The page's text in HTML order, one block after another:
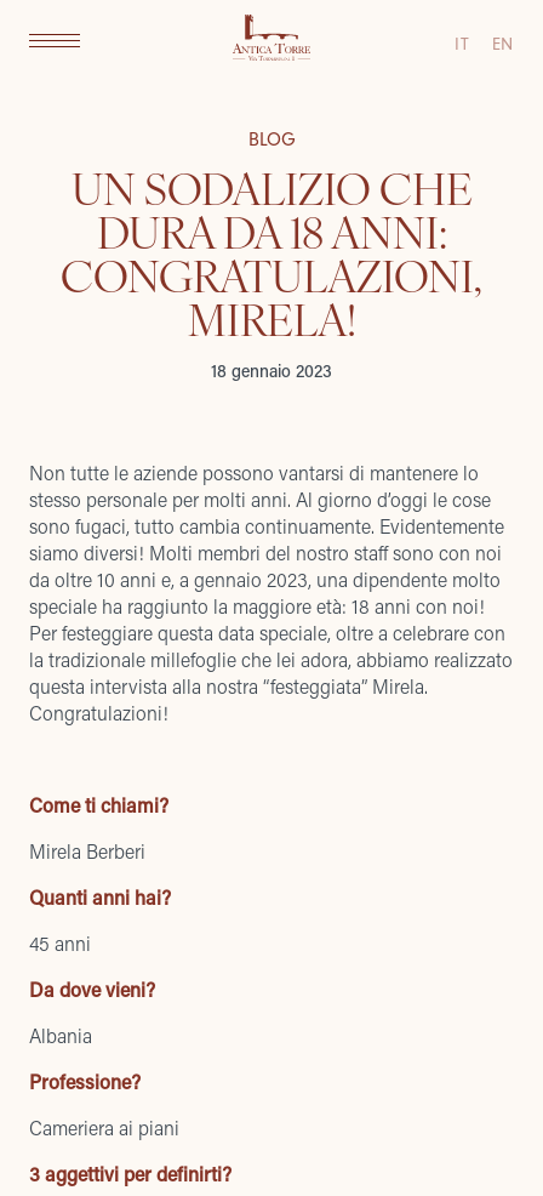
IT EN
BLOG
UN SODALIZIO CHE
DURA DA 18 ANNI:
CONGRATULAZIONI,
MIRELA!
18 gennaio 2023
Non tutte le aziende possono vantarsi di mantenere lo
stesso personale per molti anni. Al giorno d’oggi le cose
sono fugaci, tutto cambia continuamente. Evidentemente
siamo diversi! Molti membri del nostro staff sono con noi
da oltre 10 anni e, a gennaio 2023, una dipendente molto
speciale ha raggiunto la maggiore età: 18 anni con noi!
Per festeggiare questa data speciale, oltre a celebrare con
la tradizionale millefoglie che lei adora, abbiamo realizzato
questa intervista alla nostra “festeggiata” Mirela.
Congratulazioni!
Come ti chiami?
Mirela Berberi
Quanti anni hai?
45 anni
Da dove vieni?
Albania
Professione?
Cameriera ai piani
3 aggettivi per definirti?